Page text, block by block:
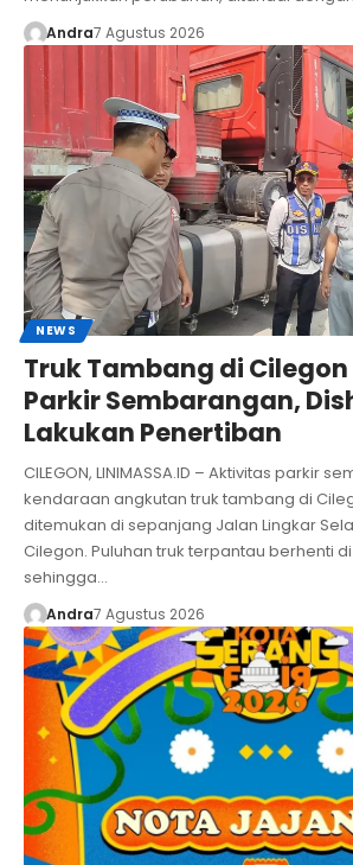
Andra7 Agustus 2026
NEWS
Truk Tambang di
Parkir Sembarangan,
Lakukan Penertiban
CILEGON, LINIMASSA.ID – Aktivitas parkir
kendaraan angkutan truk tambang di
ditemukan di sepanjang Jalan Lingkar
Cilegon. Puluhan truk terpantau berhenti
sehingga…
Andra7 Agustus 2026